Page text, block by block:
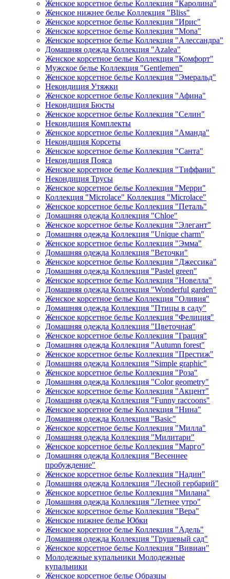
Женское корсетное белье Коллекция "Каролина"
Женское нижнее белье Коллекция "Bliss"
Женское корсетное белье Коллекция "Ирис"
Женское корсетное белье Коллекция "Mona"
Женское корсетное белье Коллекция "Алессандра"
Домашняя одежда Коллекция "Azalea"
Женское корсетное белье Коллекция "Комфорт"
Мужское белье Коллекция "Gentlemen"
Женское корсетное белье Коллекция "Эмеральд"
Некондиция Утяжки
Женское корсетное белье Коллекция "Афина"
Некондиция Бюсты
Женское корсетное белье Коллекция "Селин"
Некондиция Комплекты
Женское корсетное белье Коллекция "Аманда"
Некондиция Корсеты
Женское корсетное белье Коллекция "Санта"
Некондиция Пояса
Женское корсетное белье Коллекция "Тиффани"
Некондиция Трусы
Женское корсетное белье Коллекция "Мерри"
Коллекция "Microlace" Коллекция "Microlace"
Женское корсетное белье Коллекция "Петаль"
Домашняя одежда Коллекция "Chloe"
Женское корсетное белье Коллекция "Элегант"
Домашняя одежда Коллекция "Unique charm"
Женское корсетное белье Коллекция "Эмма"
Домашняя одежда Коллекция "Веточки"
Женское корсетное белье Коллекция "Джессика"
Домашняя одежда Коллекция "Pastel green"
Женское корсетное белье Коллекция "Новелла"
Домашняя одежда Коллекция "Wonderful garden"
Женское корсетное белье Коллекция "Оливия"
Домашняя одежда Коллекция "Птицы в саду"
Женское корсетное белье Коллекция "Фелиция"
Домашняя одежда Коллекция "Цветочная"
Женское корсетное белье Коллекция "Грация"
Домашняя одежда Коллекция "Autumn forest"
Женское корсетное белье Коллекция "Престиж"
Домашняя одежда Коллекция "Simple graphic"
Женское корсетное белье Коллекция "Роза"
Домашняя одежда Коллекция "Color geometry"
Женское корсетное белье Коллекция "Акцент"
Домашняя одежда Коллекция "Funny raccoons"
Женское корсетное белье Коллекция "Нина"
Домашняя одежда Коллекция "Basic"
Женское корсетное белье Коллекция "Милла"
Домашняя одежда Коллекция "Милитари"
Женское корсетное белье Коллекция "Марго"
Домашняя одежда Коллекция "Весеннее
пробуждение"
Женское корсетное белье Коллекция "Надин"
Домашняя одежда Коллекция "Лесной гербарий"
Женское корсетное белье Коллекция "Милана"
Домашняя одежда Коллекция "Летнее утро"
Женское корсетное белье Коллекция "Вера"
Женское нижнее белье Юбки
Женское корсетное белье Коллекция "Адель"
Домашняя одежда Коллекция "Грушевый сад"
Женское корсетное белье Коллекция "Вивиан"
Молодежные купальники Молодежные
купальники
Женское корсетное белье Образцы